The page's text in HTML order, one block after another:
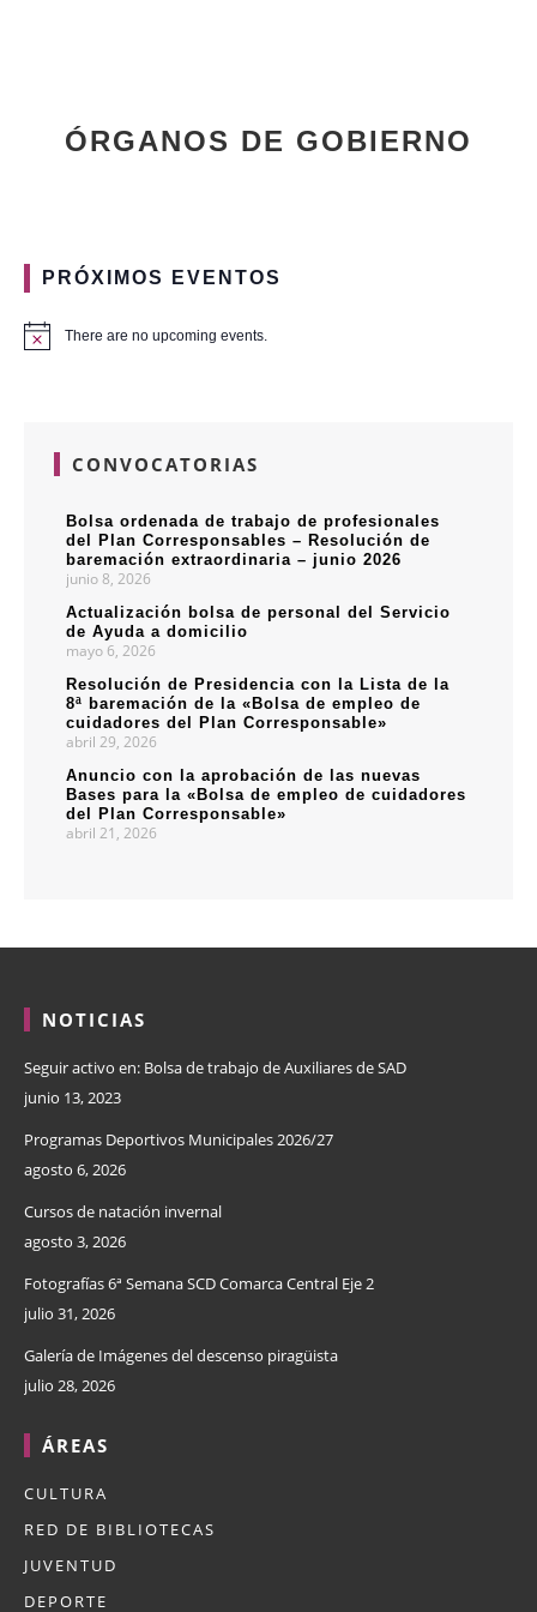
ÓRGANOS DE GOBIERNO
PRÓXIMOS EVENTOS
There are no upcoming events.
CONVOCATORIAS
Bolsa ordenada de trabajo de profesionales
del Plan Corresponsables – Resolución de
baremación extraordinaria – junio 2026
junio 8, 2026
Actualización bolsa de personal del Servicio
de Ayuda a domicilio
mayo 6, 2026
Resolución de Presidencia con la Lista de la
8ª baremación de la «Bolsa de empleo de
cuidadores del Plan Corresponsable»
abril 29, 2026
Anuncio con la aprobación de las nuevas
Bases para la «Bolsa de empleo de cuidadores
del Plan Corresponsable»
abril 21, 2026
NOTICIAS
Seguir activo en: Bolsa de trabajo de Auxiliares de SAD
junio 13, 2023
Programas Deportivos Municipales 2026/27
agosto 6, 2026
Cursos de natación invernal
agosto 3, 2026
Fotografías 6ª Semana SCD Comarca Central Eje 2
julio 31, 2026
Galería de Imágenes del descenso piragüista
julio 28, 2026
ÁREAS
CULTURA
RED DE BIBLIOTECAS
JUVENTUD
DEPORTE